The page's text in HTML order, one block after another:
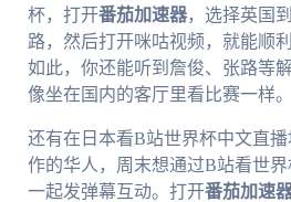
杯，打开番茄加速器，选择英国
路，然后打开咪咕视频，就能顺
如此，你还能听到詹俊、张路等
像坐在国内的客厅里看比赛一样。
还有在日本看B站世界杯中文直
作的华人，周末想通过B站看世
一起发弹幕互动。打开番茄加速